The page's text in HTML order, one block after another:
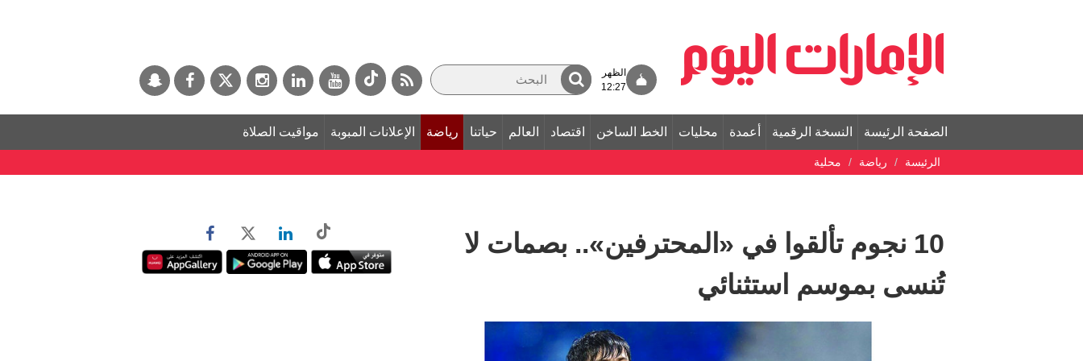
الظهر
12:27
الصفحة الرئيسة النسخة الرقمية أعمدة محليات الخط الساخن اقتصاد العالم حياتنا رياضة الإعلانات المبوبة مواقيت الصلاة
الرئيسة رياضة محلية
10 نجوم تألقوا في «المحترفين».. بصمات لا
تُنسى بموسم استثنائي